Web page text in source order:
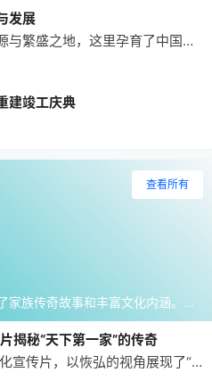
发展
宜春，是义门陈文化的重要发源与繁盛之地，这里孕育了中国历史上最具规模的大家族典范——义门陈。自唐末聚族而居、宋代“九百口同居三百年”的家族奇迹，到明清以来子孙遍布全国乃至海外，宜春始终是义门陈家风文化、宗族制度与孝义精神的核心根脉所在。今日的宜春，通过义门陈文化故居区建设、家风家训研究、文化节庆活动、族谱整理等多维度推动，使“孝义传家、和…
建竣工庆典
义门陈电视剧和纪录片共同展现了家族传奇故事和丰富文化内涵。电视剧通过义门陈文化、传奇故事和家谱等元素，让观众深入了解家族传承与发展；纪录片则以真实记录的方式，呈现义门陈家族的生活、工作和精神风貌。
查看所有
揭秘“天下第一家”的传奇
2021年推出的两集义门陈氏文化宣传片，以恢弘的视角展现了“中国历史上最大家族”义门陈的千年传奇。该片通过历史文献、遗址实拍和专家访谈，深度解读了义门陈氏“聚族而居390年、历15代不分家”的家族奇迹，再现了唐宋时期“忠孝传家、家风严谨”的华夏文明典范。